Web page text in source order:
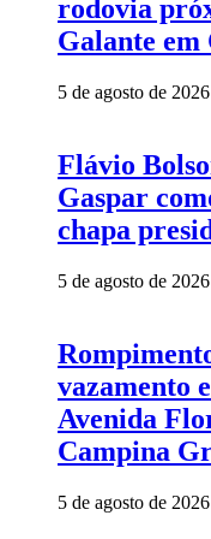
rodovia
Galante em
5 de agosto de 2026
Flávio
Gaspar
chapa
5 de agosto de 2026
vazamento
Avenida
Campina
5 de agosto de 2026